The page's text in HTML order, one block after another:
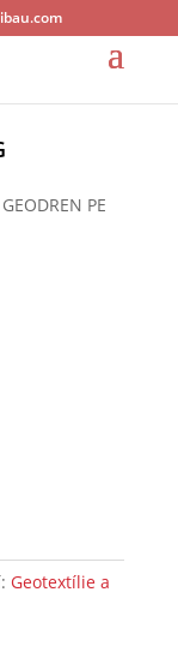
PE
Geotextílie a